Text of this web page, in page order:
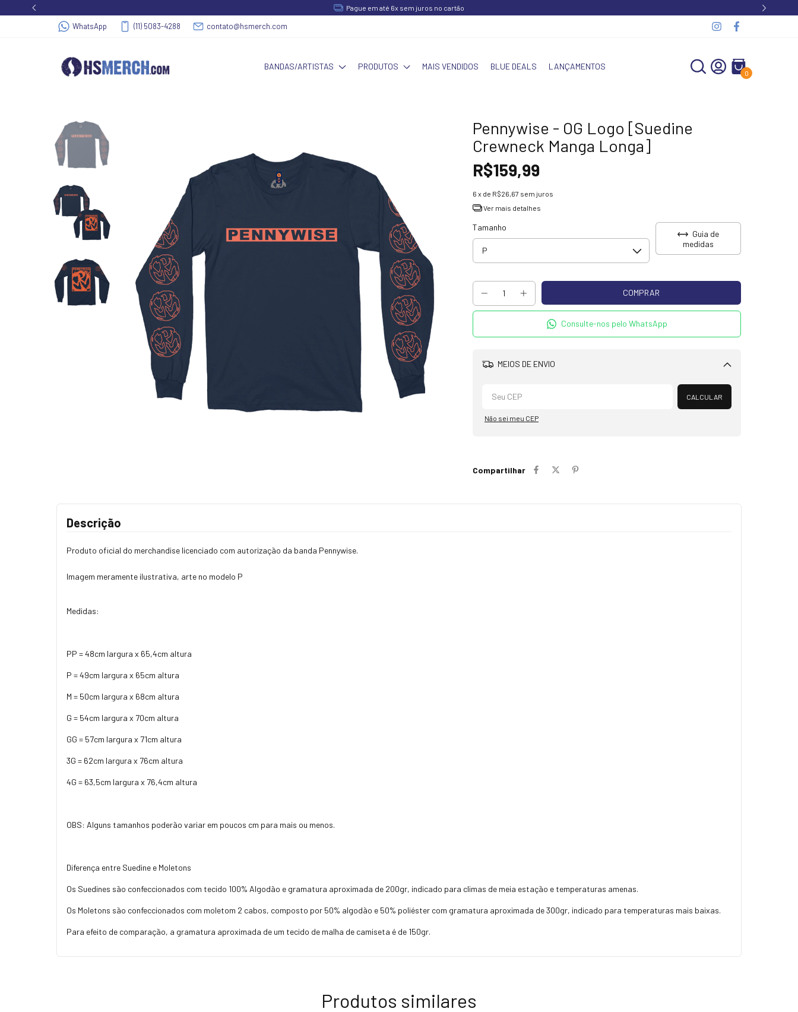
Pague em até 6x sem juros no cartão
WhatsApp (11) 5083-4288 contato@hsmerch.com
BANDAS/ARTISTAS PRODUTOS MAIS VENDIDOS BLUE DEALS LANÇAMENTOS
0
Pennywise - OG Logo [Suedine
Crewneck Manga Longa]
R$159,99
6 x de R$26,67 sem juros
Ver mais detalhes
Tamanho
Guia de
medidas
Consulte-nos pelo WhatsApp
MEIOS DE ENVIO
Alterar CEP
CALCULAR
Não sei meu CEP
Compartilhar
Descrição
Produto oficial do merchandise licenciado com autorização da banda Pennywise.
Imagem meramente ilustrativa, arte no modelo P
Medidas:
PP = 48cm largura x 65,4cm altura
P = 49cm largura x 65cm altura
M = 50cm largura x 68cm altura
G = 54cm largura x 70cm altura
GG = 57cm largura x 71cm altura
3G = 62cm largura x 76cm altura
4G = 63,5cm largura x 76,4cm altura
OBS: Alguns tamanhos poderão variar em poucos cm para mais ou menos.
Diferença entre Suedine e Moletons
Os Suedines são confeccionados com tecido 100% Algodão e gramatura aproximada de 200gr, indicado para climas de meia estação e temperaturas amenas.
Os Moletons são confeccionados com moletom 2 cabos, composto por 50% algodão e 50% poliéster com gramatura aproximada de 300gr, indicado para temperaturas mais baixas.
Para efeito de comparação, a gramatura aproximada de um tecido de malha de camiseta é de 150gr.
Produtos similares